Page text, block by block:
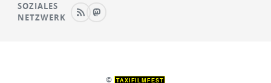
SOZIALES
NETZWERK
© TAXIFILMFEST